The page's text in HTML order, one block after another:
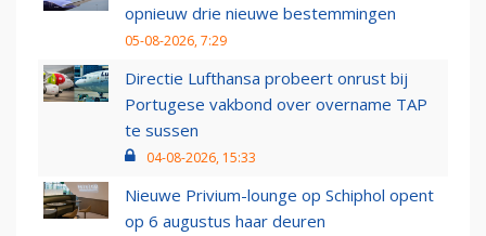
opnieuw drie nieuwe bestemmingen
05-08-2026, 7:29
Directie Lufthansa probeert onrust bij
Portugese vakbond over overname TAP
te sussen
04-08-2026, 15:33
Nieuwe Privium-lounge op Schiphol opent
op 6 augustus haar deuren